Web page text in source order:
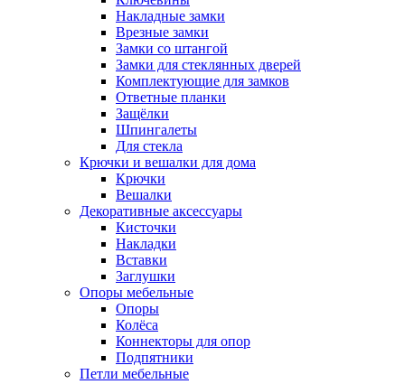
Накладные замки
Врезные замки
Замки со штангой
Замки для стеклянных дверей
Комплектующие для замков
Ответные планки
Защёлки
Шпингалеты
Для стекла
Крючки и вешалки для дома
Крючки
Вешалки
Декоративные аксессуары
Кисточки
Накладки
Вставки
Заглушки
Опоры мебельные
Опоры
Колёса
Коннекторы для опор
Подпятники
Петли мебельные